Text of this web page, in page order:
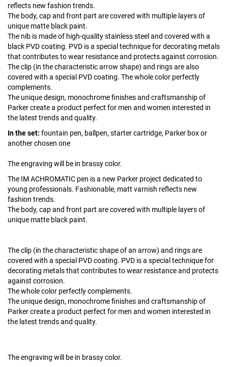
reflects new fashion trends.
The body, cap and front part are covered with multiple layers of
unique matte black paint.
The nib is made of high-quality stainless steel and covered with a
black PVD coating. PVD is a special technique for decorating metals
that contributes to wear resistance and protects against corrosion.
The clip (in the characteristic arrow shape) and rings are also
covered with a special PVD coating. The whole color perfectly
complements.
The unique design, monochrome finishes and craftsmanship of
Parker create a product perfect for men and women interested in
the latest trends and quality.
In the set: fountain pen, ballpen, starter cartridge, Parker box or
another chosen one
The engraving will be in brassy color.
The IM ACHROMATIC pen is a new Parker project dedicated to
young professionals. Fashionable, matt varnish reflects new
fashion trends.
The body, cap and front part are covered with multiple layers of
unique matte black paint.
The clip (in the characteristic shape of an arrow) and rings are
covered with a special PVD coating. PVD is a special technique for
decorating metals that contributes to wear resistance and protects
against corrosion.
The whole color perfectly complements.
The unique design, monochrome finishes and craftsmanship of
Parker create a product perfect for men and women interested in
the latest trends and quality.
The engraving will be in brassy color.